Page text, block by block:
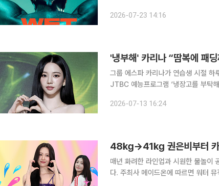
8개월 만에 발표하는 신곡
2026-07-23 14:16
'냉부해' 카리나 “땀복에 패
그룹 에스파 카리나가 연습생 시절 하루
JTBC 예능프로그램 ‘냉장고를 부탁
수를 가 계신 엄마 대신 반찬을 해 보
2026-07-13 16:24
48㎏→41㎏ 권은비부터 카
매년 화려한 라인업과 시원한 물놀이
다. 주최사 메이드온에 따르면 워터 뮤직 페스티벌 ‘워터밤 서울 2026’은 이달 24일부터 26일까